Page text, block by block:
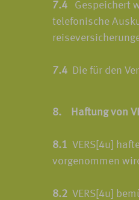
7.4 Gespeichert
telefonische
7.4 Die für den
8. Haftung von
8.1 VERS[4u]
vorgenommen
8.2 VERS[4u]